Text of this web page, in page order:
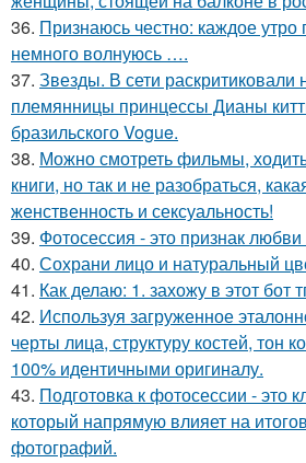
36. Признаюсь честно: каждое утро
немного волнуюсь ….
37. Звезды. В сети
племянницы принцессы Дианы
бразильского Vogue.
38. Можно смотреть фильмы,
книги, но так и не разобраться,
женственность и сексуальность!
39. Фотосессия - это признак любви
40. Сохрани лицо и натуральный
41. Как делаю: 1. захожу в этот бот
42. Используя загруженное
черты лица, структуру костей, тон
100% идентичными оригиналу.
43. Подготовка к фотосессии - это
который напрямую влияет на
фотографий.